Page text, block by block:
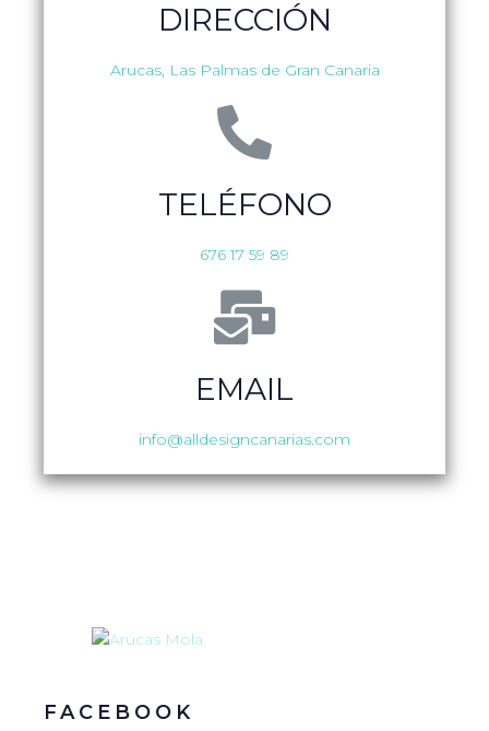
DIRECCIÓN
Arucas, Las Palmas de Gran Canaria
TELÉFONO
676 17 59 89
EMAIL
info@alldesigncanarias.com
FACEBOOK